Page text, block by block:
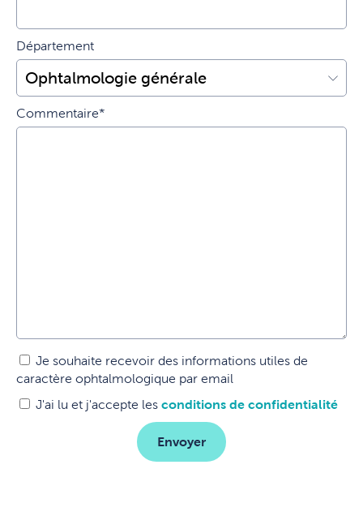
Département
Commentaire*
Je souhaite recevoir des informations utiles de
caractère ophtalmologique par email
J'ai lu et j'accepte les conditions de confidentialité